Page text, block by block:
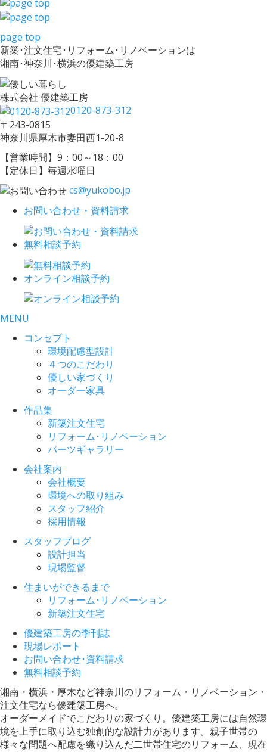
page top
新築･注文住宅･リフォーム･リノベーションは
湘南･神奈川･横浜の優建築工房
株式会社 優建築工房
0120-873-312
〒243-0815
神奈川県厚木市妻田西1-20-8
【営業時間】9：00～18：00
【定休日】毎週水曜日
cs@yukobo.jp
お問い合わせ・資料請求
無料相談予約
オンライン相談予約
MENU
コンセプト
環境配慮型設計
４つのこだわり
優しい家づくり
オーダー家具
作品集
新築注文住宅
リフォーム･リノベーション
パーツギャラリー
会社案内
会社概要
環境への取り組み
スタッフ紹介
採用情報
スタッフブログ
設計担当
現場監督
住まいができるまで
リフォーム･リノベーション
新築注文住宅
優建築工房の季刊誌
現場レポート
お問い合わせ･資料請求
無料相談予約
湘南・横浜・厚木など神奈川のリフォーム・リノベーション・
注文住宅なら優建築工房へ。
オーダーメイドでこだわりの家づくり。優建築工房には自然環
境を上手に取り込む独創的な設計力があります。親子世帯の
様々な問題へ配慮を織り込んだ二世帯住宅のリフォーム、現在